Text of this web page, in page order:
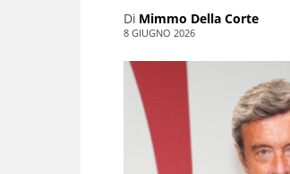
Di Mimmo Della Corte
8 GIUGNO 2026